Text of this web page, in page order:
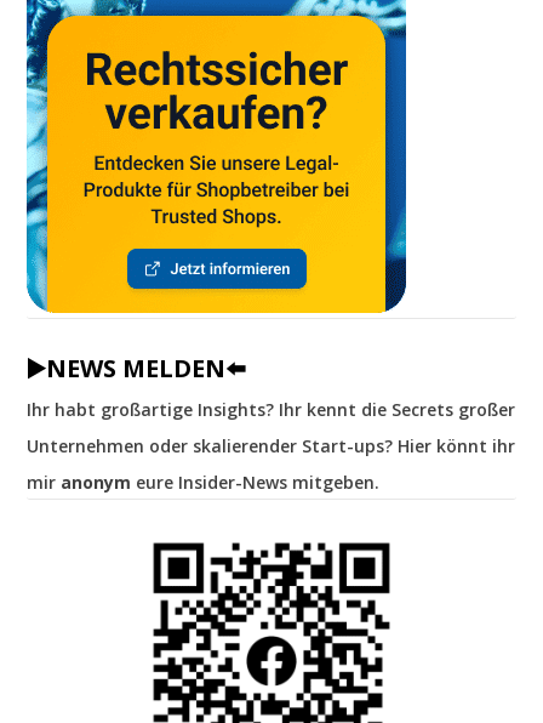
▶️NEWS MELDEN⬅️
Ihr habt großartige Insights? Ihr kennt die Secrets großer
Unternehmen oder skalierender Start-ups? Hier könnt ihr
mir anonym eure Insider-News mitgeben.